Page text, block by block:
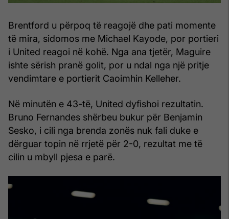
Brentford u përpoq të reagojë dhe pati momente
të mira, sidomos me Michael Kayode, por portieri
i United reagoi në kohë. Nga ana tjetër, Maguire
ishte sërish pranë golit, por u ndal nga një pritje
vendimtare e portierit Caoimhin Kelleher.
Në minutën e 43-të, United dyfishoi rezultatin.
Bruno Fernandes shërbeu bukur për Benjamin
Sesko, i cili nga brenda zonës nuk fali duke e
dërguar topin në rrjetë për 2-0, rezultat me të
cilin u mbyll pjesa e parë.